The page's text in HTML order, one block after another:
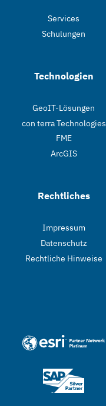
Services
Schulungen
Technologien
GeoIT-Lösungen
con terra Technologies
FME
ArcGIS
Rechtliches
Impressum
Datenschutz
Rechtliche Hinweise